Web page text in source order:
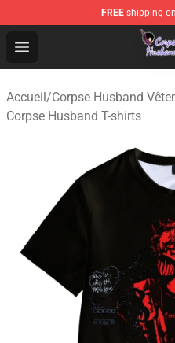
FREE shipping
Open menu
Corpse Husband Store
Accueil/Corpse Husband
Corpse Husband T-shirts